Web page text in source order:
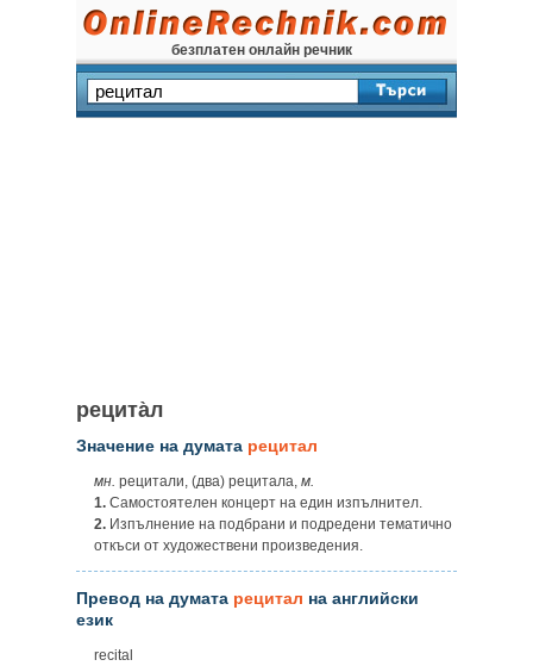
безплатен онлайн речник
рецита̀л
Значение на думата рецитал
мн. рецитали, (два) рецитала, м.
1. Самостоятелен концерт на един изпълнител.
2. Изпълнение на подбрани и подредени тематично
откъси от художествени произведения.
Превод на думата рецитал на английски
език
recital